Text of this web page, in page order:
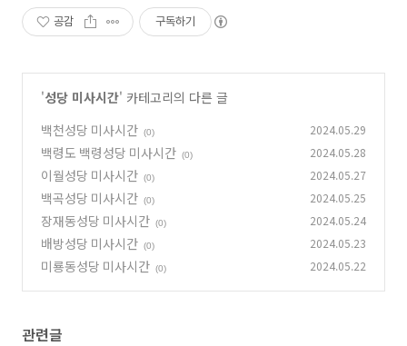
공감 구독하기
'성당 미사시간' 카테고리의 다른 글
백천성당 미사시간 (0) 2024.05.29
백령도 백령성당 미사시간 (0) 2024.05.28
이월성당 미사시간 (0) 2024.05.27
백곡성당 미사시간 (0) 2024.05.25
장재동성당 미사시간 (0) 2024.05.24
배방성당 미사시간 (0) 2024.05.23
미룡동성당 미사시간 (0) 2024.05.22
관련글